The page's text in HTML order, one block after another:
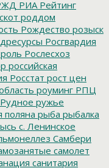
РИА Рейтинг
роддом
Рождество розыск
Росгвардия
Рослесхоз
российская
Росстат рост цен
роуминг РПЦ
Рудное ружье
поляна рыба рыбалка
с. Ленинское
Самбери
самолет
санитария